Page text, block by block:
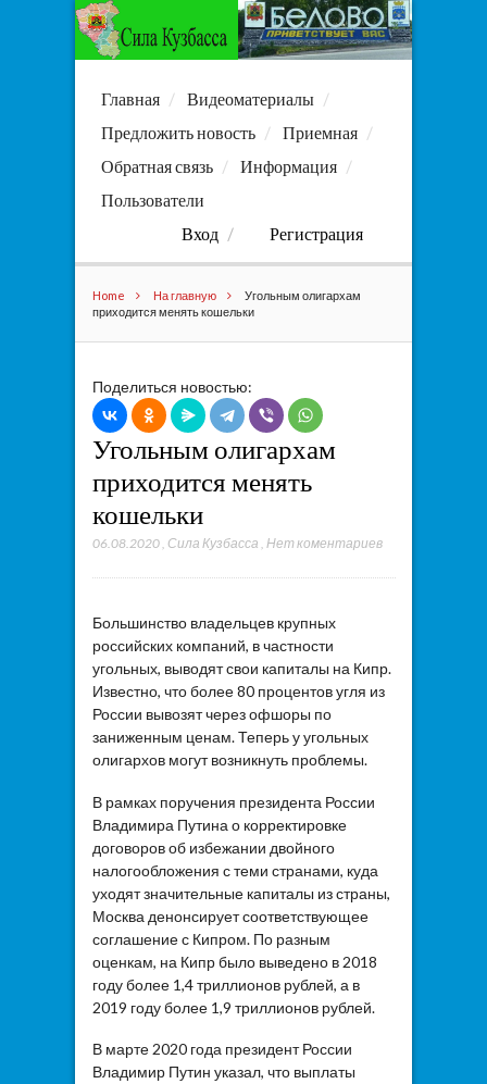
Главная
Видеоматериалы
Предложить новость
Приемная
Обратная связь
Информация
Пользователи
Вход
Регистрация
Home На главную
Угольным олигархам
приходится менять кошельки
Поделиться новостью:
Угольным олигархам
приходится менять
кошельки
06.08.2020, Сила Кузбасса Нет коментариев
Большинство владельцев крупных
российских компаний, в частности
угольных, выводят свои капиталы на Кипр.
Известно, что более 80 процентов угля из
России вывозят через офшоры по
заниженным ценам. Теперь у угольных
олигархов могут возникнуть проблемы.
В рамках поручения президента России
Владимира Путина о корректировке
договоров об избежании двойного
налогообложения с теми странами, куда
уходят значительные капиталы из страны,
Москва денонсирует соответствующее
соглашение с Кипром. По разным
оценкам, на Кипр было выведено в 2018
году более 1,4 триллионов рублей, а в
2019 году более 1,9 триллионов рублей.
В марте 2020 года президент России
Владимир Путин указал, что выплаты